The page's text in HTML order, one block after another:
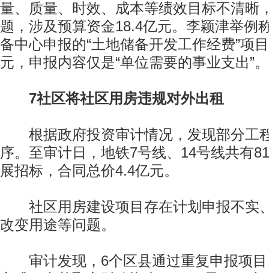
量、质量、时效、成本等绩效目标不清晰
题，涉及预算资金18.4亿元。李颖津举例
备中心申报的“土地储备开发工作经费”项
元，申报内容仅是“单位需要的事业支出”。
7社区将社区用房违规对外出租
根据政府投资审计情况，发现部分工
序。至审计日，地铁7号线、14号线共有
展招标，合同总价4.4亿元。
社区用房建设项目存在计划申报不实
改变用途等问题。
审计发现，6个区县通过重复申报项目